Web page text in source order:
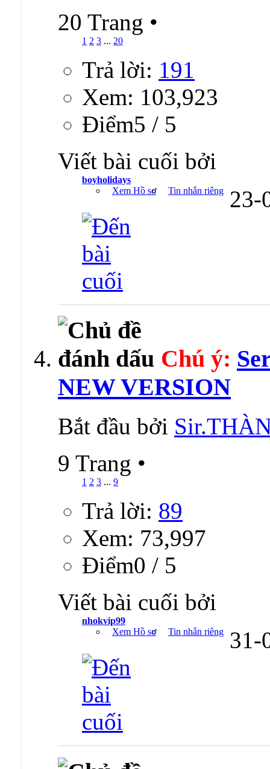
20 Trang •
1 2 3 ... 20
Trả lời: 191
Xem: 103,923
Ðiểm5 / 5
Viết bài cuối bởi
boyholidays
Xem Hồ sơ
Tin nhắn riêng 23-
Chú ý:
NEW VERSION
Bắt đầu bởi
9 Trang •
1 2 3 ... 9
Trả lời: 89
Xem: 73,997
Ðiểm0 / 5
Viết bài cuối bởi
nhokvip99
Xem Hồ sơ
Tin nhắn riêng 31-